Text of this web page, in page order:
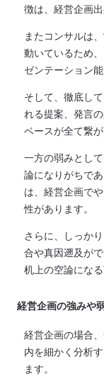
徴は、経営企画
またコンサルは
動いているため
ゼンテーション
そして、徹底し
れる提案、発言
ベースが全て繋が
一方の弱みとし
論になりがちで
は、経営企画で
性があります。
さらに、しっか
合や真因遡及が
机上の空論になる
経営企画の強みや
経営企画の場合
内を細かく分析
ます。